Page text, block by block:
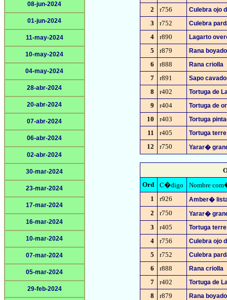
08-jun-2024
01-jun-2024
11-may-2024
10-may-2024
04-may-2024
28-abr-2024
20-abr-2024
07-abr-2024
06-abr-2024
02-abr-2024
30-mar-2024
23-mar-2024
17-mar-2024
16-mar-2024
10-mar-2024
07-mar-2024
05-mar-2024
29-feb-2024
2 r756 Culebra ojo
3 r752 Culebra
4 r890 Lagarto
5 r879 Rana
6 r888 Rana criolla
7 r891 Sapo
8 r402 Tortuga de
9 r404 Tortuga de
10 r403 Tortuga
11 r405 Tortuga
12 r750 Yarar�
Ord
C�digo
Nombre
1
r926 Amber�
2 r750 Yarar�
3 r405 Tortuga
4 r756 Culebra ojo
5 r752 Culebra
6 r888 Rana criolla
7 r402 Tortuga de
8 r879 Rana